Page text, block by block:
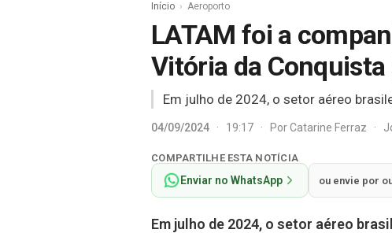
Início Aeroporto
LATAM foi a
Vitória da
Em julho de 2024, o setor aéreo
04/09/2024 · 19:17 · PorCatarine Ferraz ·
COMPARTILHE ESTA NOTÍCIA
Enviar no WhatsApp ou envie por
Em julho de 2024, o setor aéreo